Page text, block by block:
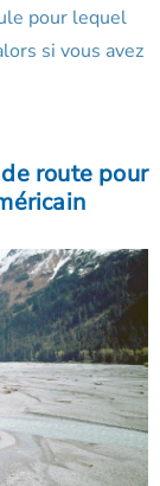
pour lequel
si vous avez
route pour